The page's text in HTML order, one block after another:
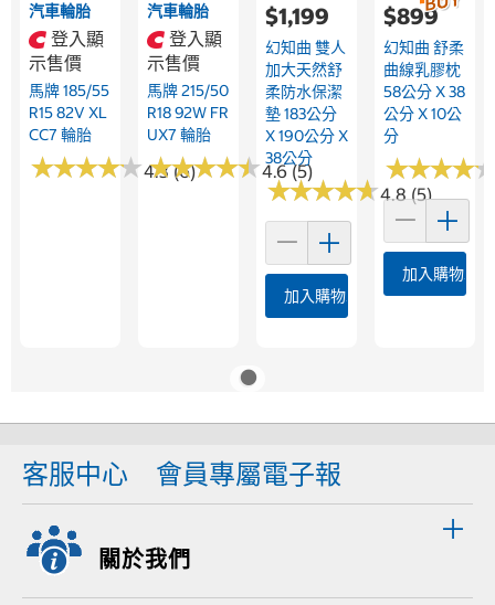
汽車輪胎
登入顯
示售價
馬牌 185/55
R15 82V XL
CC7 輪胎
★★★★★
★★★★★4.3 (6)
汽車輪胎
登入顯
示售價
馬牌 215/50
R18 92W FR
UX7 輪胎
★★★★★
★★★★★4.6 (5)
$1,199
幻知曲 雙人
加大天然舒
柔防水保潔
墊 183公分
X 190公分 X
38公分
★★★★★
★★★★★4.8 (5)
加入購物車
$899
幻知曲 舒柔
曲線乳膠枕
58公分 X 38
公分 X 10公
分
★★★★
★★★★
加入購物車
客服中心 會員專屬電子報
關於我們